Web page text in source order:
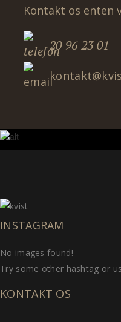
Kontakt os enten
20 96 23 01
INSTAGRAM
No images found!
Try some other hashtag or
KONTAKT OS